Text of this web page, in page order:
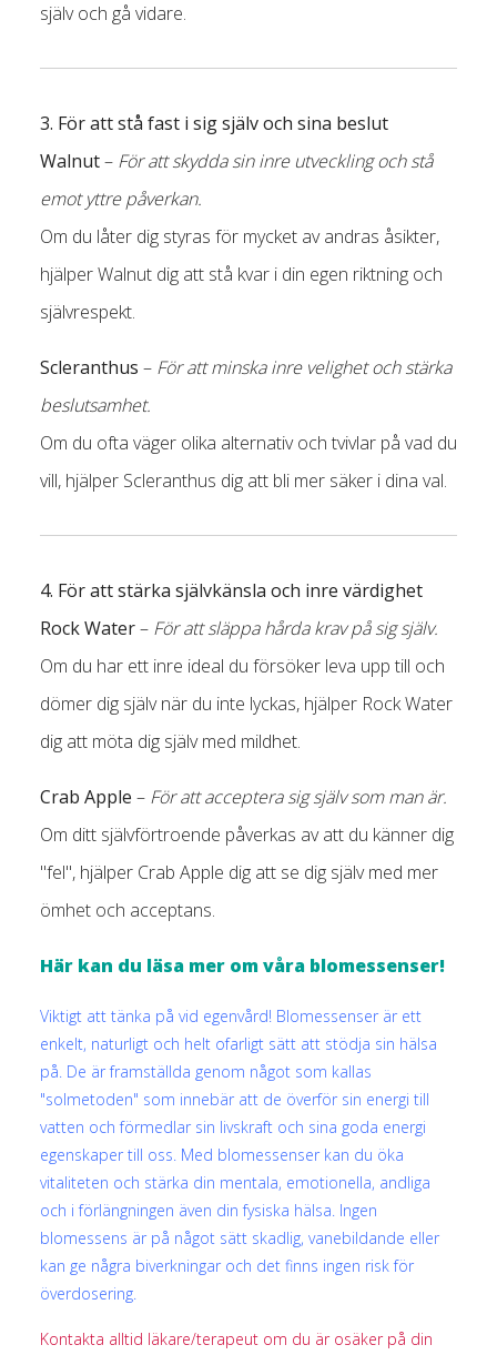
själv och gå vidare.
3. För att stå fast i sig själv och sina beslut
Walnut– För att skydda sin inre utveckling och stå
emot yttre påverkan.
Om du låter dig styras för mycket av andras åsikter,
hjälper Walnut dig att stå kvar i din egen riktning och
självrespekt.
Scleranthus – För att minska inre velighet och stärka
beslutsamhet.
Om du ofta väger olika alternativ och tvivlar på vad du
vill, hjälper Scleranthus dig att bli mer säker i dina val.
4. För att stärka självkänsla och inre värdighet
Rock Water– För att släppa hårda krav på sig själv.
Om du har ett inre ideal du försöker leva upp till och
dömer dig själv när du inte lyckas, hjälper Rock Water
dig att möta dig själv med mildhet.
Crab Apple – För att acceptera sig själv som man är.
Om ditt självförtroende påverkas av att du känner dig
"fel", hjälper Crab Apple dig att se dig själv med mer
ömhet och acceptans.
Här kan du läsa mer om våra blomessenser!
Viktigt att tänka på vid egenvård! Blomessenser är ett
enkelt, naturligt och helt ofarligt sätt att stödja sin hälsa
på. De är framställda genom något som kallas
"solmetoden" som innebär att de överför sin energi till
vatten och förmedlar sin livskraft och sina goda energi
egenskaper till oss. Med blomessenser kan du öka
vitaliteten och stärka din mentala, emotionella, andliga
och i förlängningen även din fysiska hälsa. Ingen
blomessens är på något sätt skadlig, vanebildande eller
kan ge några biverkningar och det finns ingen risk för
överdosering.
Kontakta alltid läkare/terapeut om du är osäker på din